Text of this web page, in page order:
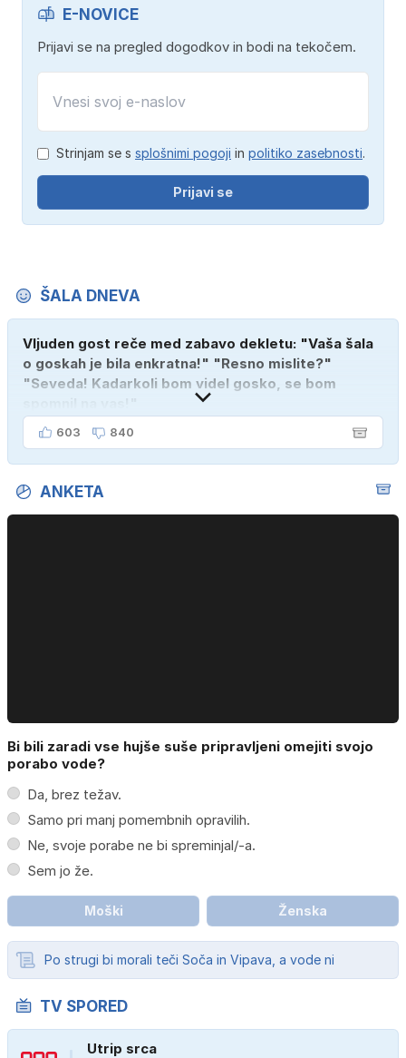
E-NOVICE
Prijavi se na pregled dogodkov in bodi na tekočem.
Strinjam se s splošnimi pogoji in politiko zasebnosti.
Prijavi se
ŠALA DNEVA
Vljuden gost reče med zabavo dekletu: "Vaša šala
o goskah je bila enkratna!" "Resno mislite?"
"Seveda! Kadarkoli bom videl gosko, se bom
603 840
ANKETA
Bi bili zaradi vse hujše suše pripravljeni omejiti svojo
porabo vode?
Da, brez težav.
Samo pri manj pomembnih opravilih.
Ne, svoje porabe ne bi spreminjal/-a.
Sem jo že.
Moški Ženska
Po strugi bi morali teči Soča in Vipava, a vode ni
TV SPORED
Utrip srca